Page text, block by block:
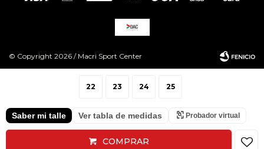
22 23 24 25
Saber mi talle Ver tabla de medidas Probador virtual
COMPRAR
© Copyright 2026 / Macri Sport Center
Fenicio